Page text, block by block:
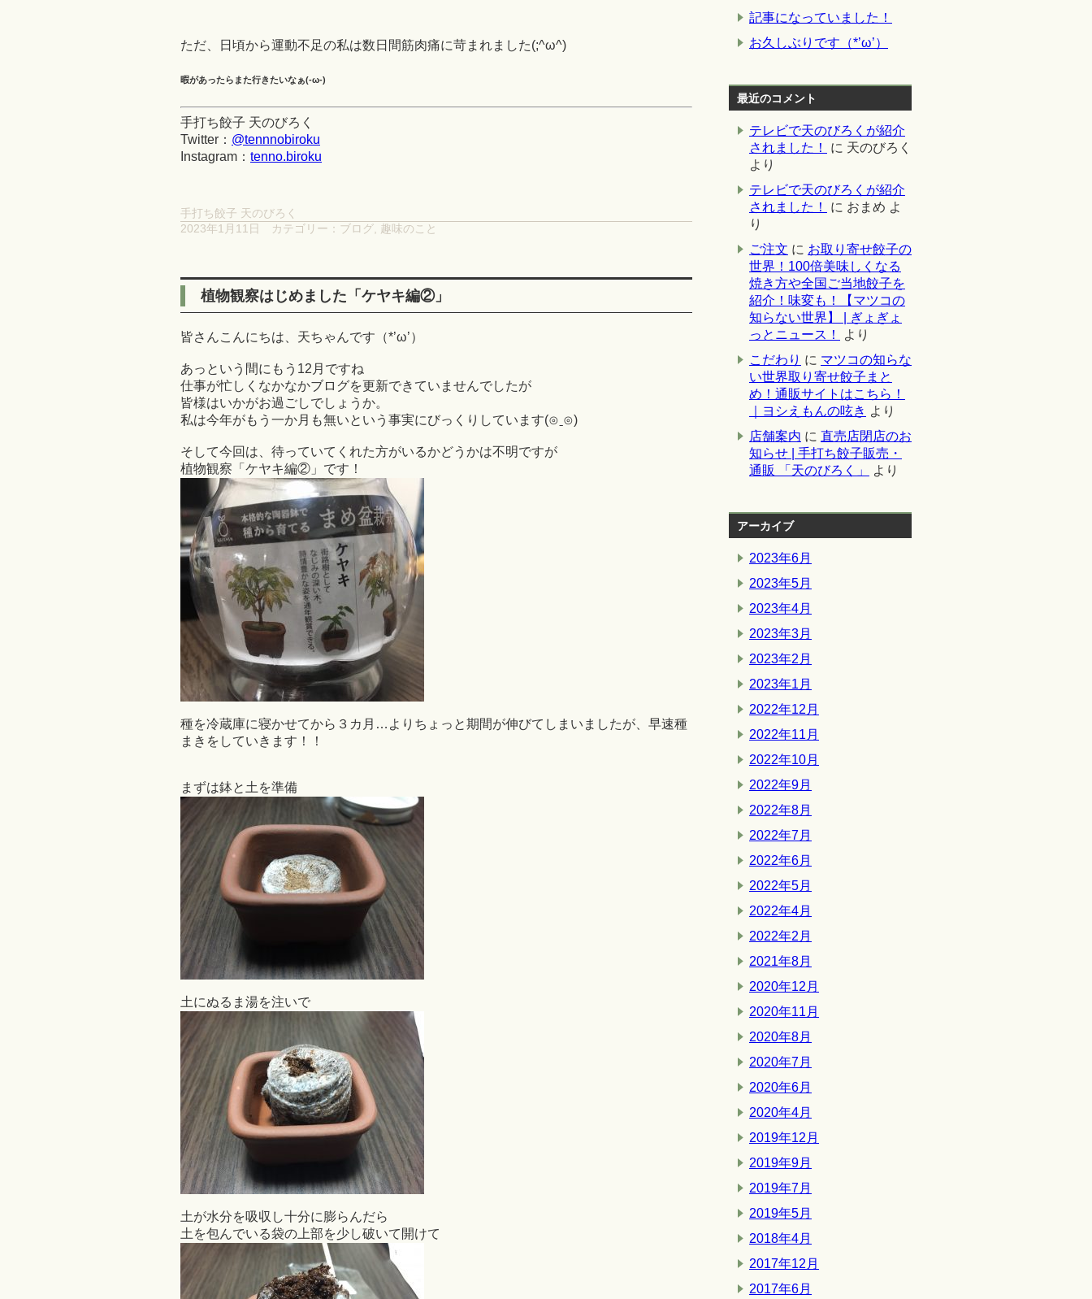
ただ、日頃から運動不足の私は数日間筋肉痛に苛まれました(;^ω^)
暇があったらまた行きたいなぁ(-ω-)
手打ち餃子 天のびろく
Twitter： @tennnobiroku
Instagram： tenno.biroku
手打ち餃子 天のびろく
2023年1月11日
カテゴリー： ブログ 趣味のこと
植物観察はじめました「ケヤキ編②」
皆さんこんにちは、天ちゃんです（*’ω’）
あっという間にもう12月ですね
仕事が忙しくなかなかブログを更新できていませんでしたが
皆様はいかがお過ごしでしょうか。
私は今年がもう一か月も無いという事実にびっくりしています(⊙ˍ⊙)
そして今回は、待っていてくれた方がいるかどうかは不明ですが
植物観察「ケヤキ編②」です！
種を冷蔵庫に寝かせてから３カ月…よりちょっと期間が伸びてしまいましたが、早速種
まきをしていきます！！
まずは鉢と土を準備
土にぬるま湯を注いで
土が水分を吸収し十分に膨らんだら
土を包んでいる袋の上部を少し破いて開けて
記事になっていました！
お久しぶりです（*’ω’）
最近のコメント
テレビで天のびろくが紹介
されました！
に 天のびろく
より
テレビで天のびろくが紹介
されました！
に おまめ よ
り
ご注文 に お取り寄せ餃子の
世界！100倍美味しくなる
焼き方や全国ご当地餃子を
紹介！味変も！【マツコの
知らない世界】 | ぎょぎょ
っとニュース！
より
こだわり に マツコの知らな
い世界取り寄せ餃子まと
め！通販サイトはこちら！
｜ヨシえもんの呟き より
店舗案内 に 直売店閉店のお
知らせ | 手打ち餃子販売・
通販 「天のびろく」
より
アーカイブ
2023年6月
2023年5月
2023年4月
2023年3月
2023年2月
2023年1月
2022年12月
2022年11月
2022年10月
2022年9月
2022年8月
2022年7月
2022年6月
2022年5月
2022年4月
2022年2月
2021年8月
2020年12月
2020年11月
2020年8月
2020年7月
2020年6月
2020年4月
2019年12月
2019年9月
2019年7月
2019年5月
2018年4月
2017年12月
2017年6月